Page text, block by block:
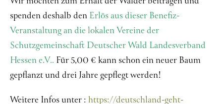
spenden deshalb denErlös aus dieser Benefiz-
Veranstaltung an die lokalen Vereine der
Schutzgemeinschaft Deutscher Wald Landesverband
Hessen e.V.. Für 5,00 € kann schon ein neuer Baum
gepflanzt und drei Jahre gepflegt werden!
Weitere Infos unter : https://deutschland-geht-